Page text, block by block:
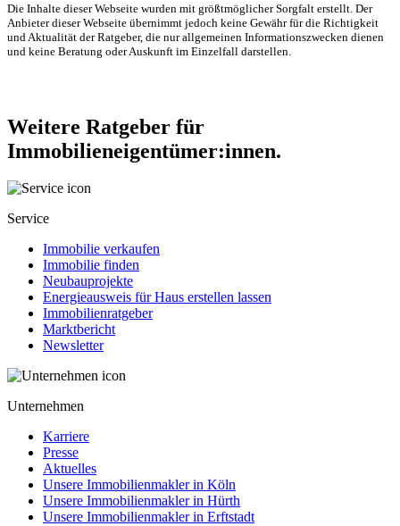
Die Inhalte dieser Webseite wurden mit größtmöglicher Sorgfalt erstellt. Der
Anbieter dieser Webseite übernimmt jedoch keine Gewähr für die Richtigkeit
und Aktualität der Ratgeber, die nur allgemeinen Informationszwecken dienen
und keine Beratung oder Auskunft im Einzelfall darstellen.
Weitere Ratgeber für
Immobilieneigentümer:innen.
Service
Immobilie verkaufen
Immobilie finden
Neubauprojekte
Energieausweis für Haus erstellen lassen
Immobilienratgeber
Marktbericht
Newsletter
Unternehmen
Karriere
Presse
Aktuelles
Unsere Immobilienmakler in Köln
Unsere Immobilienmakler in Hürth
Unsere Immobilienmakler in Erftstadt